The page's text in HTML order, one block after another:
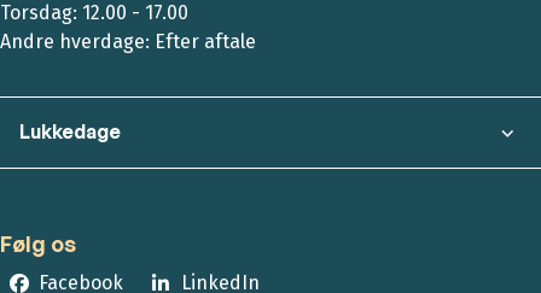
Torsdag: 12.00 - 17.00
Andre hverdage: Efter aftale
Lukkedage
Følg os
Facebook LinkedIn